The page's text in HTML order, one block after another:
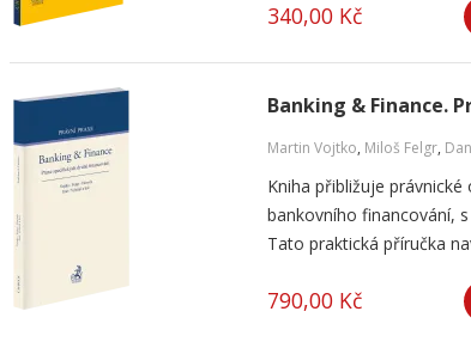
340,00 Kč
Banking & Finance.
Martin Vojtko, Miloš Felgr,
Kniha přibližuje
bankovního financování,
Tato praktická příručka
790,00 Kč